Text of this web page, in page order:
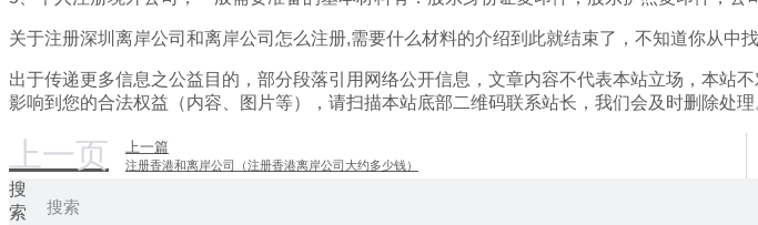
关于注册深圳离岸公司和离岸公司怎么注册,需要什么材料的介绍到此就结束了，不知道你从中
出于传递更多信息之公益目的，部分段落引用网络公开信息，文章内容不代表本站立场，本站
影响到您的合法权益（内容、图片等），请扫描本站底部二维码联系站长，我们会及时删除处理
上一页 上一篇
注册香港和离岸公司（注册香港离岸公司大约多少钱）
搜
索